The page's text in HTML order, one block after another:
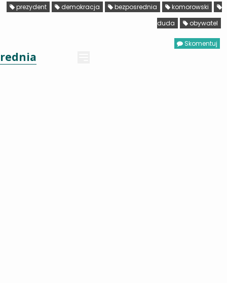
prezydent demokracja bezposrednia
komorowski
duda
obywatel
Skomentuj